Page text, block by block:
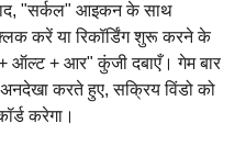
"सर्कल" आइकन के साथ
करें या रिकॉर्डिंग शुरू करने के
ऑल्ट + आर" कुंजी दबाएँ। गेम बार
करते हुए, सक्रिय विंडो को
करेगा।